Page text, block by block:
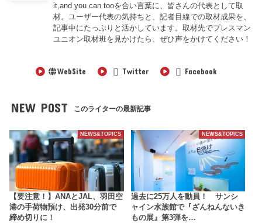
it,and you can tooを合い言葉に、皆さんの代表として取
材。ユーザー代表の気持ちと、記者目線での取材成果を、
記事中にたっぷりと活かしています。取材先でプレスマン
ユニオン取材班を見かけたら、ぜひ声をかけてください！
WebSite Twitter Facebook
NEW POST このライターの最新記事
NEWS&TOPICS
【要注意！】ANAとJAL、羽田空
港の手荷物預け、出発30分前で
締め切りに！
NEWS&TOPICS
過去に25万人を動員！ サンシ
ャイン水族館で『ざんねんないき
もの展』第3弾を…